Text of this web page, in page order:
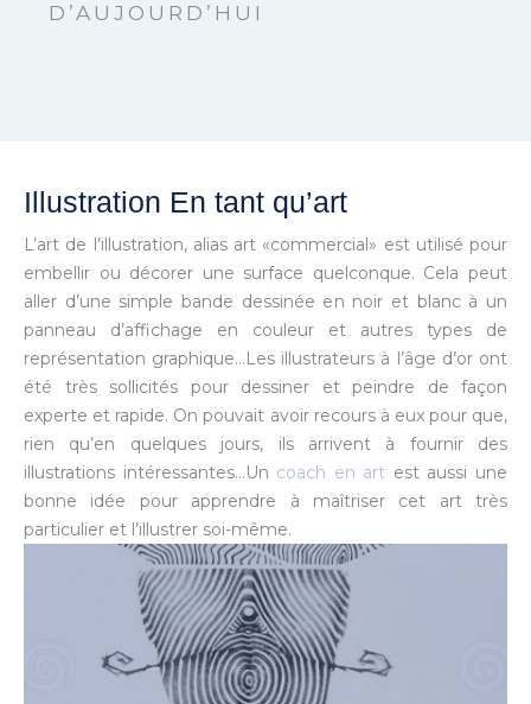
D’AUJOURD’HUI
Illustration En tant qu’art
L’art de l’illustration, alias art «commercial» est utilisé pour
embellir ou décorer une surface quelconque. Cela peut
aller d’une simple bande dessinée en noir et blanc à un
panneau d’affichage en couleur et autres types de
représentation graphique…Les illustrateurs à l’âge d’or ont
été très sollicités pour dessiner et peindre de façon
experte et rapide. On pouvait avoir recours à eux pour que,
rien qu’en quelques jours, ils arrivent à fournir des
illustrations intéressantes…Un coach en art est aussi une
bonne idée pour apprendre à maîtriser cet art très
particulier et l’illustrer soi-même.